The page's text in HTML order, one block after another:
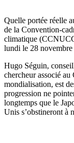
Quelle portée réelle
de la Convention-
climatique
lundi le 28
Hugo Séguin,
chercheur associé au
mondialisation, est
progression ne
longtemps que le
Unis s’obstineront à